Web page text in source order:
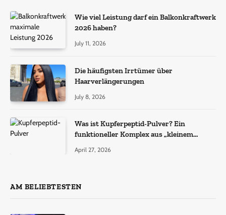
Wie viel Leistung darf ein Balkonkraftwerk
2026 haben?
July 11, 2026
Die häufigsten Irrtümer über
Haarverlängerungen
July 8, 2026
Was ist Kupferpeptid-Pulver? Ein
funktioneller Komplex aus „kleinem
April 27, 2026
AM BELIEBTESTEN